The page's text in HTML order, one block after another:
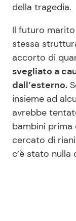
della tragedia.
Il futuro
stessa
accorto di
svegliato a
dall’esterno.
insieme ad
avrebbe
bambini prima
cercato di
c’è stato